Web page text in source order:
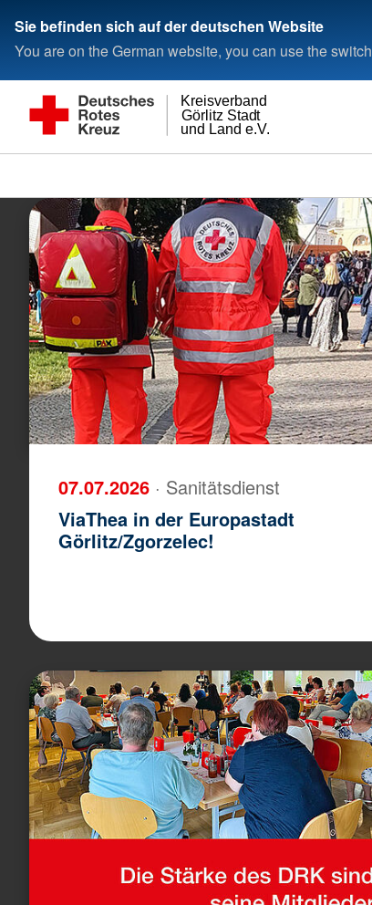
Sie befinden sich auf der deutschen Website
You are on the German website, you can use the
und Land e.V.
Görlitz Stadt
Kreisverband
07.07.2026 · Sanitätsdienst
ViaThea in der Europastadt
Görlitz/­Zgorzelec!